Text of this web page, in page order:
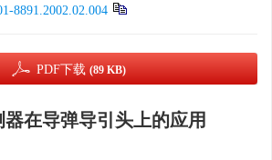
8891.2002.02.004
PDF下载 (89 KB)
在导弹导引头上的应用